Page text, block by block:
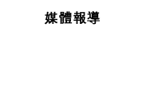
媒體報導